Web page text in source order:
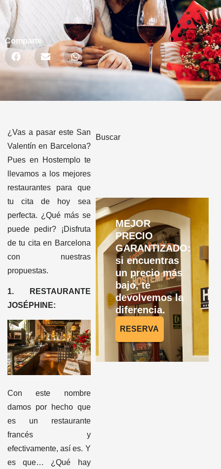
Comparte
¿Vas a pasar este San
Valentín en Barcelona?
Pues en Hostemplo te
llevamos a los mejores
restaurantes para que
tu cita de hoy sea
perfecta. ¿Qué más se
puede pedir? ¡Disfruta
de tu cita en Barcelona
con nuestras
propuestas.
1. RESTAURANTE
JOSÉPHINE:
Con este nombre
damos por hecho que
es un restaurante
francés y
efectivamente, así es. Y
es que… ¿Qué hay
Buscar
MEJOR
PRECIO
GARANTIZADO:
si encuentras
un precio más
bajo, te
devolvemos la
diferencia.
RESERVA